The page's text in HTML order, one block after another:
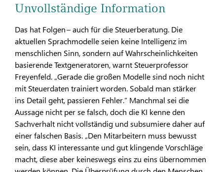
Unvollständige Information
Das hat Folgen – auch für die Steuerberatung. Die
aktuellen Sprachmodelle seien keine Intelligenz im
menschlichen Sinn, sondern auf Wahrscheinlichkeiten
basierende Textgeneratoren, warnt Steuerprofessor
Freyenfeld. „Gerade die großen Modelle sind noch nicht
mit Steuerdaten trainiert worden. Sobald man stärker
ins Detail geht, passieren Fehler.“ Manchmal sei die
Aussage nicht per se falsch, doch die KI kenne den
Sachverhalt nicht vollständig und subsumiere daher auf
einer falschen Basis. „Den Mitarbeitern muss bewusst
sein, dass KI interessante und gut klingende Vorschläge
macht, diese aber keineswegs eins zu eins übernommen